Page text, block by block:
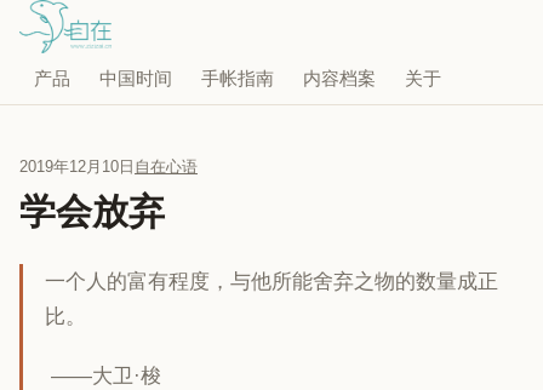
产品 中国时间 手帐指南 内容档案 关于
2019年12月10日 自在心语
学会放弃
一个人的富有程度，与他所能舍弃之物的数量成正
比。
——大卫·梭